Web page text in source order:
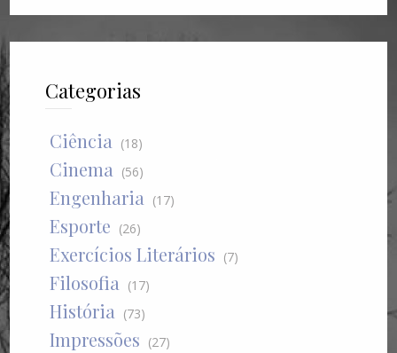
Categorias
Ciência (18)
Cinema (56)
Engenharia (17)
Esporte (26)
Exercícios Literários (7)
Filosofia (17)
História (73)
Impressões (27)